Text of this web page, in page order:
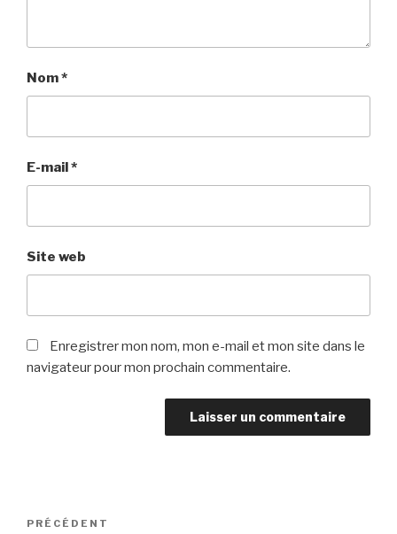
Nom*
E-mail*
Site web
Enregistrer mon nom, mon e-mail et mon site dans le
navigateur pour mon prochain commentaire.
Navigation
Article
PRÉCÉDENT